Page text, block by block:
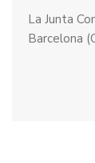
La Junta
Barcelona